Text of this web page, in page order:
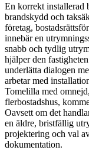
En korrekt installerad
brandskydd och
företag,
innebär en
snabb och tydlig
hjälper den
underlätta dialogen
arbetar med
Tomelilla med
flerbostadshus,
Oavsett om det
en äldre, bristfällig
projektering och val
dokumentation.